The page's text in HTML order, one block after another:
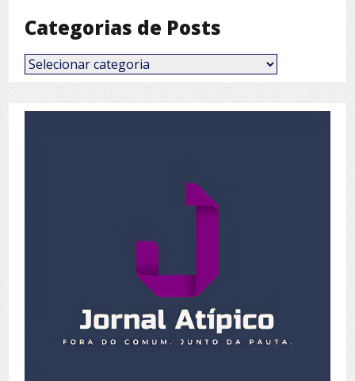
Categorias de Posts
Categorias
de